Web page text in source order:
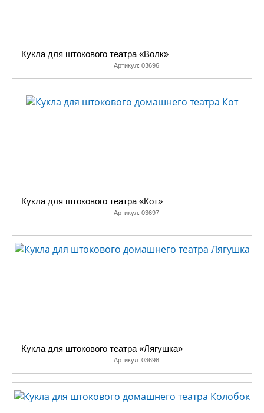
Кукла для штокового театра «Волк»
Артикул: 03696
Кукла для штокового театра «Кот»
Артикул: 03697
Кукла для штокового театра «Лягушка»
Артикул: 03698